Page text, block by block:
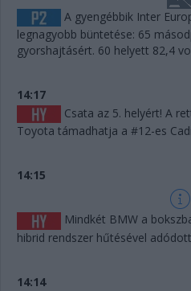
A gyengébbik Inter
legnagyobb büntetése: 65
gyorshajtásért. 60 helyett 82,4
14:17
Csata az 5. helyért! A
Toyota támadhatja a #12-es
14:15
Mindkét BMW a
hibrid rendszer hűtésével
14:14